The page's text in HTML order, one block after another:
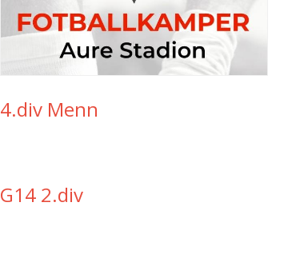
4.div Menn
G14 2.div